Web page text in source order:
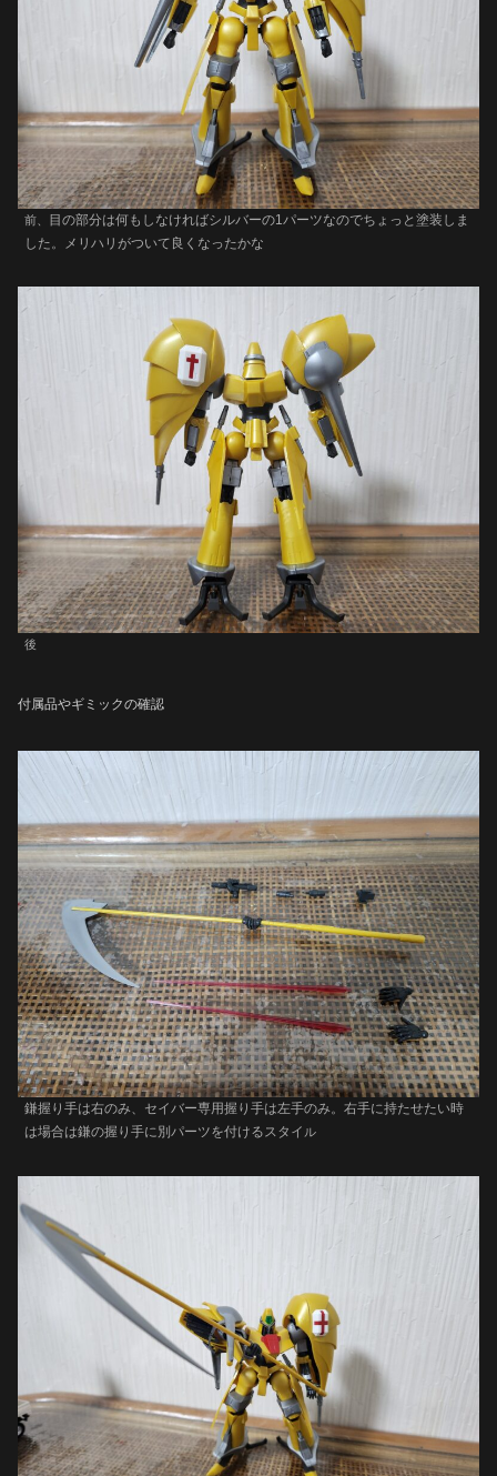
前、 目の部分は何もしなければシルバーの1パーツなのでちょっと塗装しま
した。メリハリがついて良くなったかな
後
付属品やギミックの確認
鎌握り手は右のみ、セイバー専用握り手は左手のみ。右手に持たせたい時
は場合は鎌の握り手に別パーツを付けるスタイ ル